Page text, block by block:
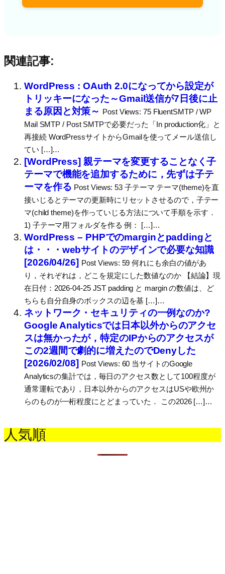
関連記事:
WordPress : OAuth 2.0になってから設定が
トリッキーになった～Gmail送信が7日後に止
まる原因と対策～ Post Views: 75 FluentSMTP / WP
Mail SMTP / Post SMTPで必要だった「In production化」と
再接続 WordPressサイトからGmailを使ってメール送信し
てい […]…
[WordPress] 親テーマを変更することなく子
テーマで機能を追加するために，先ずは子テ
ーマを作る Post Views: 53 子テーマ テーマ(theme)を直
接いじるとテーマの更新時にリセットさせるので，子テー
マ(child theme)を作っていじる方法について手順を示す．
1) 子テーマ用フォルダを作る 例： […]…
WordPress – PHPでのmarginとpaddingと
は・・・webサイトのデザインで必要な知識
[2026/04/26] Post Views: 59 何れにも余白の値があ
り，それぞれは，どこを規定にした数値なのか 【結論】現
在日付：2026-04-25 JST padding と margin の数値は、ど
ちらも自分自身のボックスの辺を基 […]…
ネットワーク・セキュリティの一例なのか?
Google Analyticsでは日本以外からのアクセ
スは無かったが，特定のIPからのアクセスが
この2週間で劇的に増えたのでDenyした
[2026/02/08] Post Views: 60 当サイトのGoogle
Analyticsの集計では，毎日のアクセス数として100程度が
通常運転であり，日本以外からのアクセスはUSや欧州か
らのものが一桁程度にとどまっていた． この2026 […]…
人気順